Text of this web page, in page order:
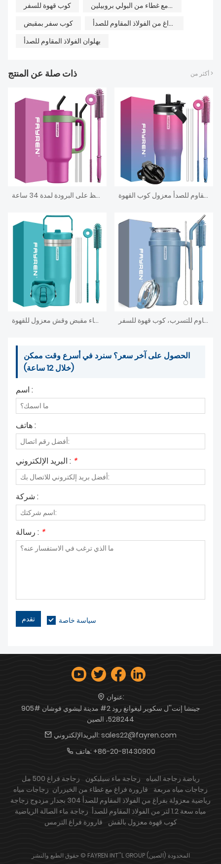
كوب قهوة للسفر
كوب قهوة للسفر من الفولاذ المقاوم للصدأ مع غطاء من البولي بروبيلين
كوب سفر بمقبض
بهلوان السفر المعزول بالفراغ من الفولاذ المقاوم للصدأ
بهلوان الفولاذ المقاوم للصدأ
ذات صلة عن المنتج أكثر من >
كوب بمقبض، ماصة 2 في 1 وغطاء للشرب، مقاوم للتسرب، آمن للاستخدام في غسالة الأطباق، كوب قهوة معزول من الفولاذ المقاوم للصدأ للسفر، يحافظ على البرودة لمدة 34 ساعة الجملة 40 أوقية بهلوان بسيط مع مقبض غطاء والقش جدار مزدوج فراغ زجاجة مياه الفولاذ المقاوم للصدأ معزول كوب القهوة
كوب سفر خارجي سعة 20 أونصة من الفولاذ المقاوم للصدأ كوب معزول بغطاء مقبض وقش معزول للقهوة كوب فايرين معزول بمقبض، كوب مزدوج الجدار من الفولاذ المقاوم للصدأ مع قش وأغطية، للمشروبات الباردة/الساخنة، مقاوم للتسرب، كوب قهوة للسفر
الحصول على آخر سعر؟ سنرد في أسرع وقت ممكن
(خلال 12 ساعة)
اسم :
هاتف :
البريد الإلكتروني : *
شركة :
رسالة : *
تقدم سياسة خاصة
عنوان:
905# جينشا إنت''ل سكوير ليغوانغ رود 2# مدينة ليشوي فوشان
528244، الصين
البريدالإلكتروني: sales22@fayren.com
هاتف: +86-20-81430900
رياضة زجاجة المياه زجاجة ماء سيليكون
زجاجة فراغ 500 مل
زجاجات مياه مربعة
قارورة فراغ مع غطاء من الخيزران زجاجات مياه
رياضية معزولة بفراغ من الفولاذ المقاوم للصدأ 304 بجدار مزدوج
زجاجة
مياه سعة 1.2 لتر من الفولاذ المقاوم للصدأ
زجاجة ماء الصالة الرياضية
كوب قهوة معزول بالقش
قارورة فراغ الترمس
حقوق الطبع والنشر © FAYREN INT''L GROUP (الصين) المحدودة